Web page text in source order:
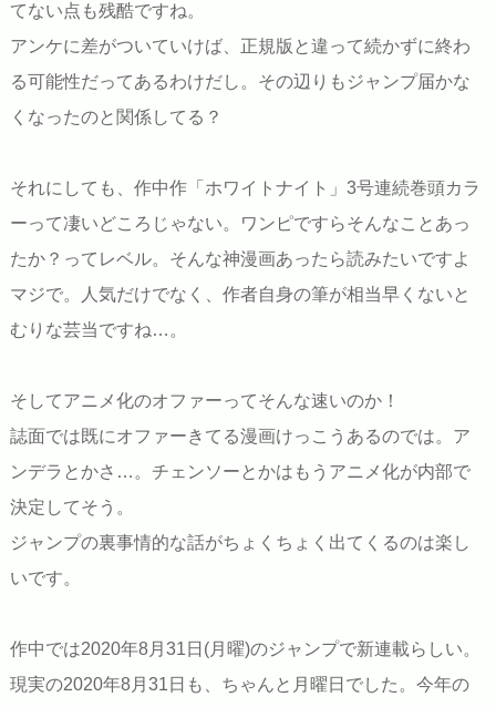
てない点も残酷ですね。
アンケに差がついていけば、正規版と違って続かずに終わ
る可能性だってあるわけだし。その辺りもジャンプ届かな
くなったのと関係してる？
それにしても、作中作「ホワイトナイト」3号連続巻頭カラ
ーって凄いどころじゃない。ワンピですらそんなことあっ
たか？ってレベル。そんな神漫画あったら読みたいですよ
マジで。人気だけでなく、作者自身の筆が相当早くないと
むりな芸当ですね…。
そしてアニメ化のオファーってそんな速いのか！
誌面では既にオファーきてる漫画けっこうあるのでは。ア
ンデラとかさ…。チェンソーとかはもうアニメ化が内部で
決定してそう。
ジャンプの裏事情的な話がちょくちょく出てくるのは楽し
いです。
作中では2020年8月31日(月曜)のジャンプで新連載らしい。
現実の2020年8月31日も、ちゃんと月曜日でした。今年の